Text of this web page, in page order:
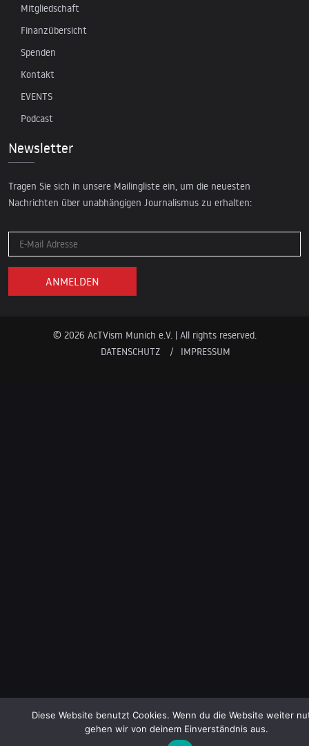
Mitgliedschaft
Finanzübersicht
Spenden
Kontakt
EVENTS
Podcast
Newsletter
Tragen Sie sich in unsere Mailingliste ein, um die neuesten
Nachrichten über unabhängigen Journalismus zu erhalten:
© 2026 AcTVism Munich e.V. | All rights reserved.
DATENSCHUTZ
IMPRESSUM
Diese Website benutzt Cookies. Wenn du die Website weiter
gehen wir von deinem Einverständnis aus.